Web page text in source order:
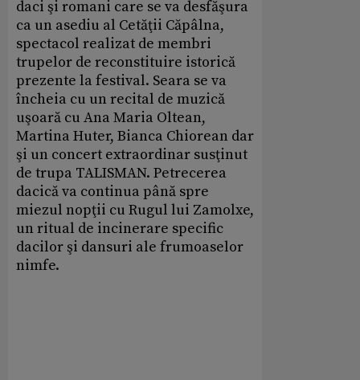
daci şi romani care se va desfăşura
ca un asediu al Cetăţii Căpâlna,
spectacol realizat de membri
trupelor de reconstituire istorică
prezente la festival. Seara se va
încheia cu un recital de muzică
uşoară cu Ana Maria Oltean,
Martina Huter, Bianca Chiorean dar
şi un concert extraordinar susţinut
de trupa TALISMAN. Petrecerea
dacică va continua până spre
miezul nopţii cu Rugul lui Zamolxe,
un ritual de incinerare specific
dacilor şi dansuri ale frumoaselor
nimfe.